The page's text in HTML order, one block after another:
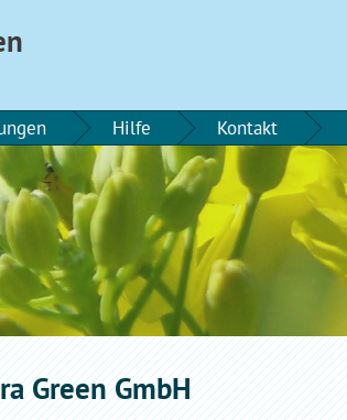
Hilfe Kontakt
Green GmbH